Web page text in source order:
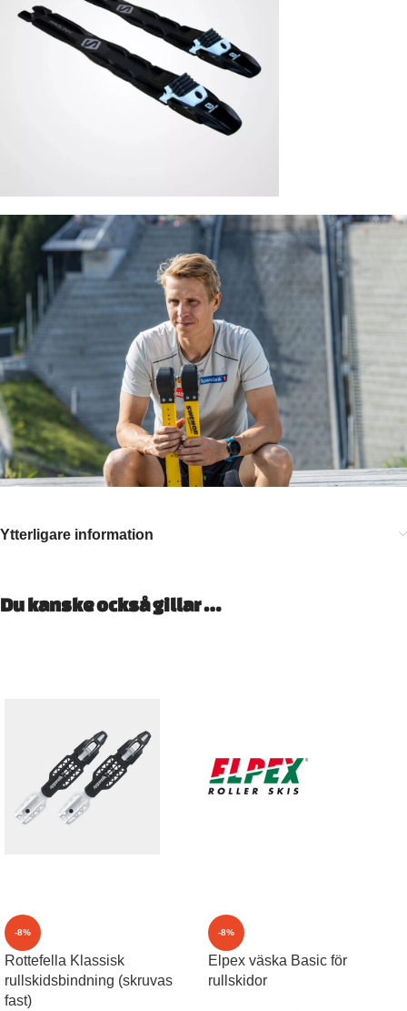
Ytterligare information
Du kanske också gillar …
-8%
Rottefella Klassisk
rullskidsbindning (skruvas
fast)
-8%
Elpex väska Basic för
rullskidor